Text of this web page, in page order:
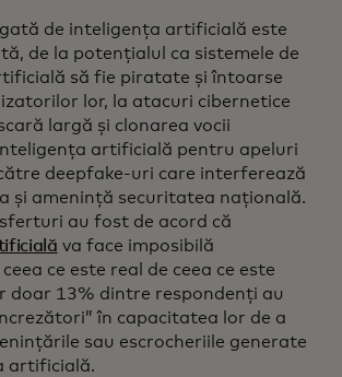
de inteligența artificială este
de la potențialul ca sistemele de
să fie piratate și întoarse
lor, la atacuri cibernetice
largă și clonarea vocii
artificială pentru apeluri
deepfake-uri care interferează
și amenință securitatea națională.
au fost de acord că
va face imposibilă
ce este real de ceea ce este
doar 13% dintre respondenți au
în capacitatea lor de a
sau escrocheriile generate
artificială.